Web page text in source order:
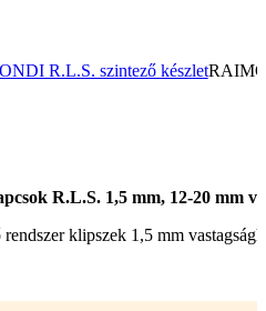
R.L.S. szintező készlet
R.L.S. 1,5 mm, 12-20 mm
klipszek 1,5 mm